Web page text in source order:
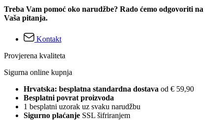
Treba Vam pomoć oko narudžbe? Rado ćemo odgovoriti na
Vaša pitanja.
Kontakt
Provjerena kvaliteta
Sigurna online kupnja
Hrvatska: besplatna standardna dostava od € 59,90
Besplatni povrat proizvoda
1 besplatni uzorak uz svaku narudžbu
Sigurno plaćanje SSL šifriranjem